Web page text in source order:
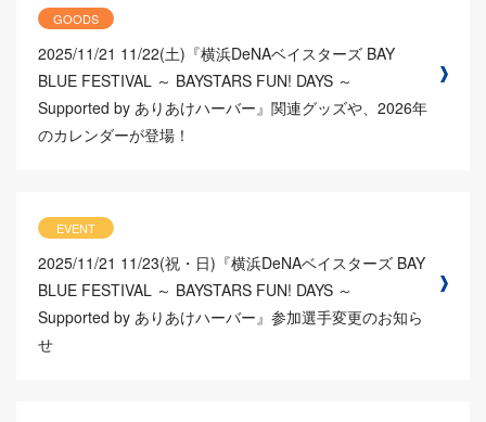
GOODS
2025/11/21 11/22(土)『横浜DeNAベイスターズ BAY
BLUE FESTIVAL ～ BAYSTARS FUN! DAYS ～
Supported by ありあけハーバー』関連グッズや、2026年
のカレンダーが登場！
EVENT
2025/11/21 11/23(祝・日)『横浜DeNAベイスターズ BAY
BLUE FESTIVAL ～ BAYSTARS FUN! DAYS ～
Supported by ありあけハーバー』参加選手変更のお知ら
せ